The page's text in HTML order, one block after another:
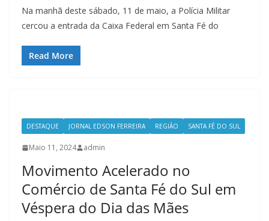
Na manhã deste sábado, 11 de maio, a Polícia Militar
cercou a entrada da Caixa Federal em Santa Fé do
Read More
DESTAQUE JORNAL EDSON FERREIRA REGIÃO SANTA FÉ DO SUL
Maio 11, 2024 admin
Movimento Acelerado no
Comércio de Santa Fé do Sul em
Véspera do Dia das Mães